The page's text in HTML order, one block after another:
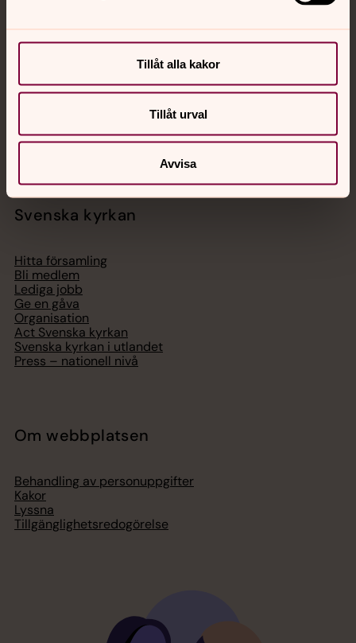
Tillåt alla kakor
Tillåt urval
Avvisa
Akut samtals- och krisstöd. Prata eller chatta anonymt
Chatt
Telefon 112
Svenska kyrkan
Hitta församling
Bli medlem
Lediga jobb
Ge en gåva
Organisation
Act Svenska kyrkan
Svenska kyrkan i utlandet
Press – nationell nivå
Om webbplatsen
Behandling av personuppgifter
Kakor
Lyssna
Tillgänglighetsredogörelse